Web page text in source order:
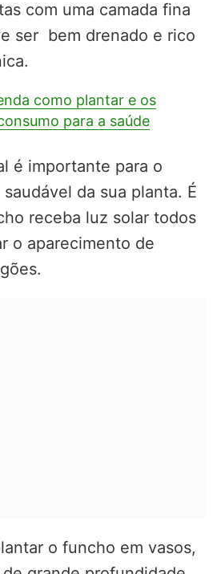
com uma camada fina
ser bem drenado e rico
como plantar e os
para a saúde
é importante para o
da sua planta. É
receba luz solar todos
o aparecimento de
o funcho em vasos,